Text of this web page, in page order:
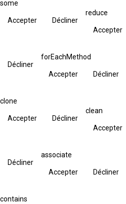
some
Accepter Décliner
reduce
Accepter
Décliner
forEachMethod
Accepter Décliner
clone
Accepter Décliner
clean
Accepter
Décliner
associate
Accepter Décliner
contains